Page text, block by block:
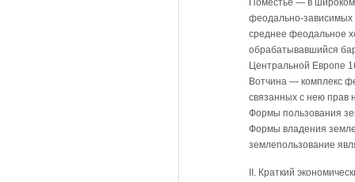
Поместье — в широком
феодально-зависимых
среднее феодальное
обрабатывавшийся
Центральной Европе
Вотчина — комплекс
связанных с нею прав
Формы пользования
Формы владения
землепользование
II. Краткий